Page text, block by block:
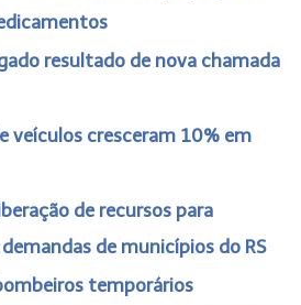
resultado de nova chamada
veículos cresceram 10% em
de recursos para
de municípios do RS
temporários